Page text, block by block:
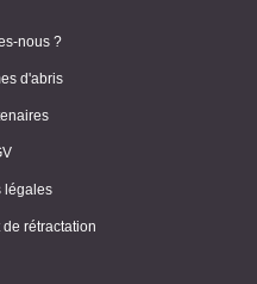
nous ?
d'abris
légales
rétractation